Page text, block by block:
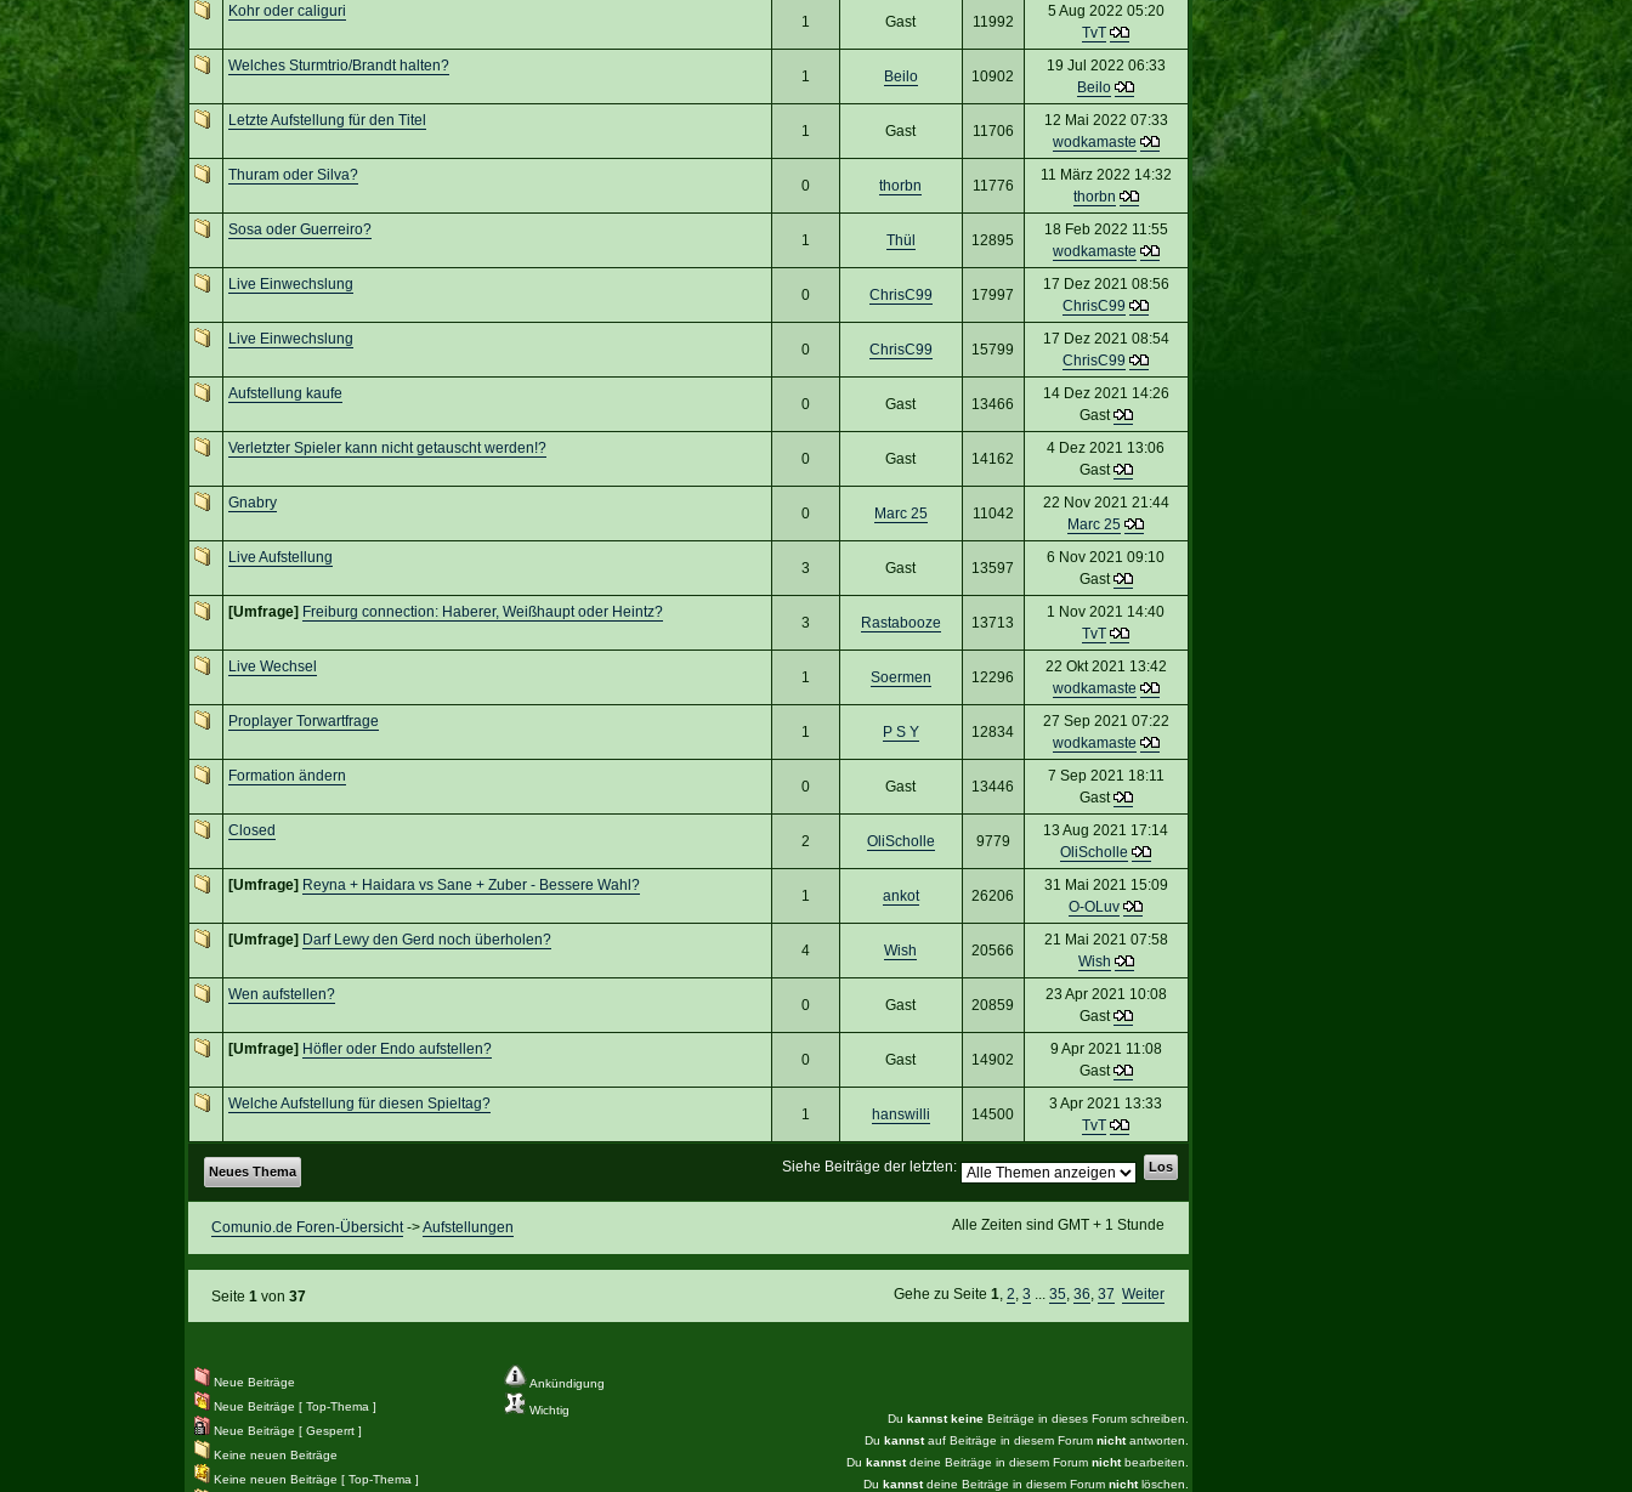
Kohr oder caliguri
1 Gast 11992
5 Aug 2022 05:20
TvT
Welches Sturmtrio/Brandt halten?
1 Beilo 10902
19 Jul 2022 06:33
Beilo
Letzte Aufstellung für den Titel
1 Gast 11706
12 Mai 2022 07:33
wodkamaste
Thuram oder Silva?
0 thorbn 11776
11 März 2022 14:32
thorbn
Sosa oder Guerreiro?
1 Thül 12895
18 Feb 2022 11:55
wodkamaste
Live Einwechslung
0 ChrisC99 17997
17 Dez 2021 08:56
ChrisC99
Live Einwechslung
0 ChrisC99 15799
17 Dez 2021 08:54
ChrisC99
Aufstellung kaufe
0 Gast 13466
14 Dez 2021 14:26
Gast
Verletzter Spieler kann nicht getauscht werden!?
0 Gast 14162
4 Dez 2021 13:06
Gast
Gnabry
0 Marc 25 11042
22 Nov 2021 21:44
Marc 25
Live Aufstellung
3 Gast 13597
6 Nov 2021 09:10
Gast
[Umfrage] Freiburg connection: Haberer, Weißhaupt oder Heintz?
3 Rastabooze 13713
1 Nov 2021 14:40
TvT
Live Wechsel
1 Soermen 12296
22 Okt 2021 13:42
wodkamaste
Proplayer Torwartfrage
1 P S Y 12834
27 Sep 2021 07:22
wodkamaste
Formation ändern
0 Gast 13446
7 Sep 2021 18:11
Gast
Closed
2 OliScholle 9779
13 Aug 2021 17:14
OliScholle
[Umfrage] Reyna + Haidara vs Sane + Zuber - Bessere Wahl?
1 ankot 26206
31 Mai 2021 15:09
O-OLuv
[Umfrage] Darf Lewy den Gerd noch überholen?
4 Wish 20566
21 Mai 2021 07:58
Wish
Wen aufstellen?
0 Gast 20859
23 Apr 2021 10:08
Gast
[Umfrage] Höfler oder Endo aufstellen?
0 Gast 14902
9 Apr 2021 11:08
Gast
Welche Aufstellung für diesen Spieltag?
1 hanswilli 14500
3 Apr 2021 13:33
TvT
Siehe Beiträge der letzten:
Neues Thema
Alle Zeiten sind GMT + 1 Stunde
Comunio.de Foren-Übersicht->Aufstellungen
Gehe zu Seite1 ,2 ,3 ...35 ,36 ,37 Weiter
Seite 1 von 37
Ankündigung
Wichtig
Neue Beiträge
Neue Beiträge [ Top-Thema ]
Neue Beiträge [ Gesperrt ]
Keine neuen Beiträge
Keine neuen Beiträge [ Top-Thema ]
Du kannst keineBeiträge in dieses Forum schreiben.
Du kannstauf Beiträge in diesem Forum nichtantworten.
Du kannstdeine Beiträge in diesem Forum nichtbearbeiten.
Du kannstdeine Beiträge in diesem Forum nichtlöschen.